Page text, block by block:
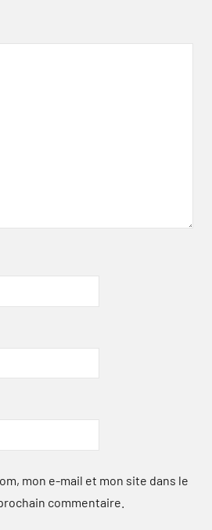
mon e-mail et mon site dans le
commentaire.